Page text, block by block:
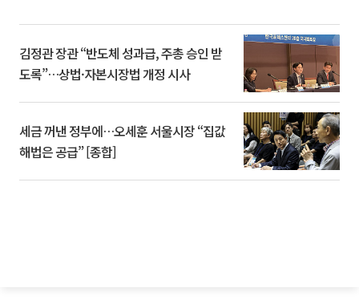
김정관 장관 “반도체 성과급, 주총 승인 받
도록”…상법·자본시장법 개정 시사
세금 꺼낸 정부에…오세훈 서울시장 “집값
해법은 공급” [종합]